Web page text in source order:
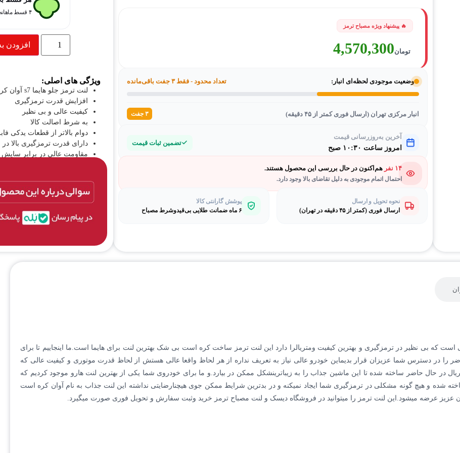
تومان4,570,300
وضعیت موجودی لحظه‌ای انبار: تعداد محدود - فقط ۳ جفت باقی‌مانده
انبار مرکزی تهران (ارسال فوری کمتر از ۴۵ دقیقه) ۳ جفت
آخرین به‌روزرسانی قیمت
امروز ساعت ۱۰:۳۰ صبح
تضمین ثبات قیمت
۱۴ نفر هم‌اکنون در حال بررسی این محصول هستند.
احتمال اتمام موجودی به دلیل تقاضای بالا وجود دارد.
نحوه تحویل و ارسال
ارسال فوری (کمتر از ۴۵ دقیقه در تهران)
پوشش گارانتی کالا
۶ ماه ضمانت طلایی بی‌قیدوشرط مصباح
۴ قسط ماهانه. بدون سود، چک و ضامن.
افزودن
ویژگی های اصلی:
لنت ترمز جلو هایما s7 آوان کره
افزایش قدرت ترمزگیری
کیفیت عالی و بی نظیر
به شرط اصالت کالا
دوام بالاتر از قطعات یدکی
دارای قدرت ترمزگیری بالا
مقاومت عالی در برابر سایش و
بدون لرزش و صدا
دارای کیفیت خوب نسبت به
ترمزگیری مطمئن
این لنت ترمز برای کسانی
است که بی نظیر در ترمزگیری و بهترین کیفیت ومتریالرا دارد این لنت ترمز ساخت کره است بی شک بهترین لنت برای هایما است.ما اینجاییم تا برای
را در دسترس شما عزیزان قرار بدیماین خودرو عالی نیاز به تعریف نداره از هر لحاظ واقعا عالی هستش از لحاظ قدرت موتوری و کیفیت عالی که
در حال حاضر ساخته شده تا این ماشین جذاب را به زیباترینشکل ممکن در بیارد.و ما برای خودروی شما یکی از بهترین لنت هارو موجود کردیم که
و هیچ گونه مشکلی در ترمزگیری شما ایجاد نمیکنه و در بدترین شرایط ممکن جوی هیچنارضایتی نداشته این لنت جذاب به نام آوان کره است
عزیز عرضه میشود.این لنت ترمز را میتوانید در فروشگاه دیسک و لنت مصباح ترمز خرید وثبت سفارش و تحویل فوری صورت میگیرد.